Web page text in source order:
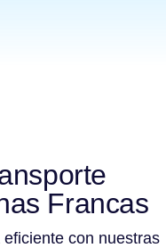
Francas
con nuestras